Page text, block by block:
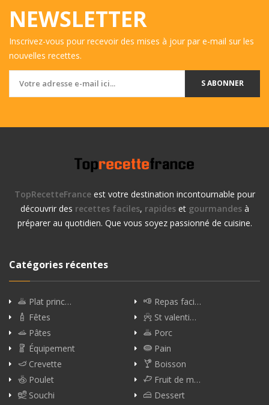
NEWSLETTER
Inscrivez-vous pour recevoir des mises à jour par e-mail sur les
nouvelles recettes.
S ABONNER
TopRecetteFranceest votre destination incontournable pour
découvrir des recettes faciles, rapideset gourmandesà
préparer au quotidien. Que vous soyez passionné de cuisine.
Catégories récentes
Plat princ…
Repas faci…
Fêtes
St valenti…
Pâtes
Porc
Équipement
Pain
Crevette
Boisson
Poulet
Fruit de m…
Souchi
Dessert